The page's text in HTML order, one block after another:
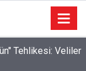
Tehlikesi: Veliler